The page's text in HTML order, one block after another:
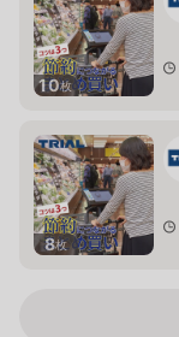
10枚
8枚